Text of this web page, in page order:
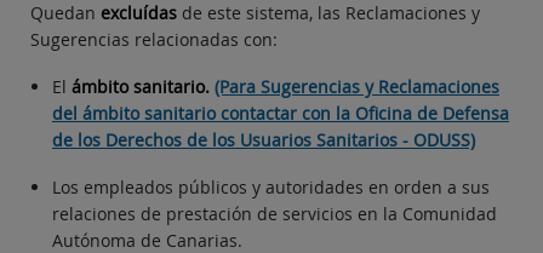
Quedan excluídas de este sistema, las Reclamaciones y
Sugerencias relacionadas con:
El ámbito sanitario. (Para Sugerencias y Reclamaciones
del ámbito sanitario contactar con la Oficina de Defensa
de los Derechos de los Usuarios Sanitarios - ODUSS)
Los empleados públicos y autoridades en orden a sus
relaciones de prestación de servicios en la Comunidad
Autónoma de Canarias.